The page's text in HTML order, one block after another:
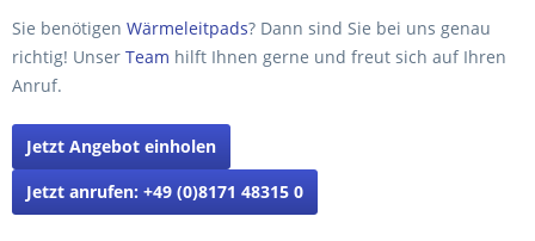
Sie benötigen Wärmeleitpads? Dann sind Sie bei uns genau
richtig! Unser Team hilft Ihnen gerne und freut sich auf Ihren
Anruf.
Jetzt Angebot einholen
Jetzt anrufen: +49 (0)8171 48315 0